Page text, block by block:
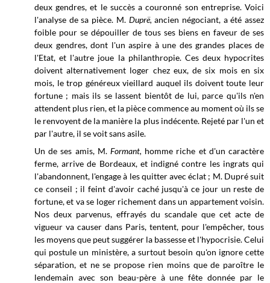
deux gendres, et le succès a couronné son entreprise. Voici
l'analyse de sa pièce. M. Duprë,ancien négociant, a été assez
foible pour se dépouiller de tous ses biens en faveur de ses
deux gendres, dont l'un aspire à une des grandes places de
l'Etat, et l'autre joue la philanthropie. Ces deux hypocrites
doivent alternativement loger chez eux, de six mois en six
mois, le trop généreux vieillard auquel ils doivent toute leur
fortune ; mais ils se lassent bientôt de lui, parce qu'ils n'en
attendent plus rien, et la pièce commence au moment où ils se
le renvoyent de la manière la plus indécente. Rejeté par l'un et
par l'autre, il se voit sans asile.
Un de ses amis, M. Formant, homme riche et d'un caractère
ferme, arrive de Bordeaux, et indigné contre les ingrats qui
l'abandonnent, l'engage à les quitter avec éclat ; M. Dupré suit
ce conseil ; il feint d'avoir caché jusqu'à ce jour un reste de
fortune, et va se loger richement dans un appartement voisin.
Nos deux parvenus, effrayés du scandale que cet acte de
vigueur va causer dans Paris, tentent, pour l'empêcher, tous
les moyens que peut suggérer la bassesse et l'hypocrisie. Celui
qui postule un ministère, a surtout besoin qu'on ignore cette
séparation, et ne se propose rien moins que de paroître le
lendemain avec son beau-père à une fête donnée par le